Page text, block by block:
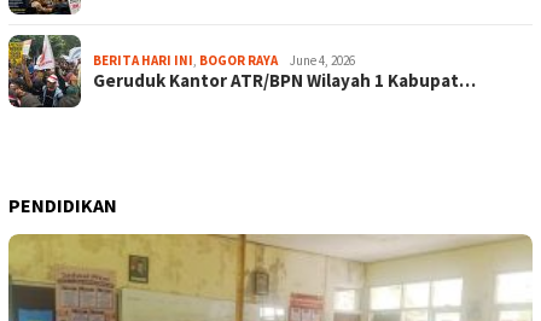
BERITA HARI INI, BOGOR RAYA June 4, 2026
Geruduk Kantor ATR/BPN Wilayah 1 Kabupat…
PENDIDIKAN